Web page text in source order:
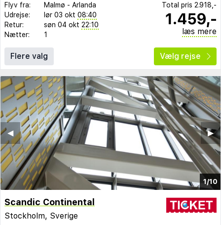
Flyv fra: Malmø - Arlanda
Udrejse:
lør 03 okt 08:40
Retur:
søn 04 okt 22:10
Nætter:
1
Total pris 2.918,-
1.459,-
læs mere
Flere valg Vælg rejse
1/10
▶︎
◀︎
Scandic Continental
Stockholm, Sverige